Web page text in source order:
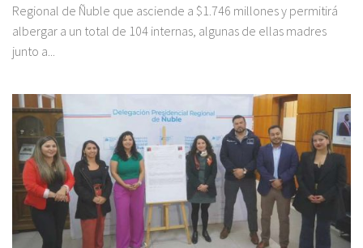
Regional de Ñuble que asciende a $1.746 millones y permitirá
albergar a un total de 104 internas, algunas de ellas madres
junto a...